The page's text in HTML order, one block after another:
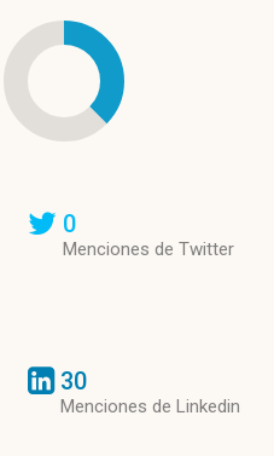
0
Menciones de Twitter
30
Menciones de Linkedin